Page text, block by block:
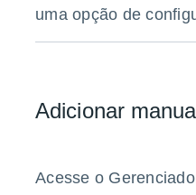
uma opção de
Adicionar
Acesse o